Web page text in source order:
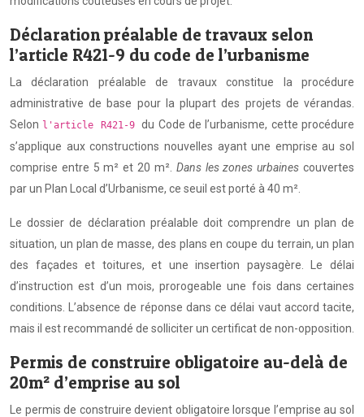
Déclaration préalable de travaux selon
l’article R421-9 du code de l’urbanisme
La déclaration préalable de travaux constitue la procédure
administrative de base pour la plupart des projets de vérandas.
Selon l'article R421-9du Code de l’urbanisme, cette procédure
s’applique aux constructions nouvelles ayant une emprise au sol
comprise entre 5 m² et 20 m². Dans les zones urbainescouvertes
par un Plan Local d’Urbanisme, ce seuil est porté à 40 m².
Le dossier de déclaration préalable doit comprendre un plan de
situation, un plan de masse, des plans en coupe du terrain, un plan
des façades et toitures, et une insertion paysagère. Le délai
d’instruction est d’un mois, prorogeable une fois dans certaines
conditions. L’absence de réponse dans ce délai vaut accord tacite,
mais il est recommandé de solliciter un certificat de non-opposition.
Permis de construire obligatoire au-delà de
20m² d’emprise au sol
Le permis de construire devient obligatoire lorsque l’emprise au sol